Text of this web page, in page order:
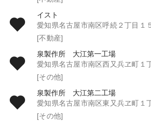
イスト
愛知県名古屋市南区呼続２丁目１
[不動産]
泉製作所 大江第一工場
愛知県名古屋市南区西又兵ヱ町１
[その他]
泉製作所 大江第二工場
愛知県名古屋市南区東又兵ヱ町１
[その他]